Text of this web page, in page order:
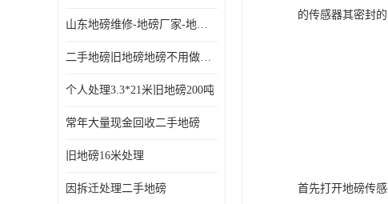
山东地磅维修-地磅厂家-地磅价格-二手地磅
二手地磅旧地磅地磅不用做地基
个人处理3.3*21米旧地磅200吨
常年大量现金回收二手地磅
旧地磅16米处理
因拆迁处理二手地磅
的传感器其密封
首先打开地磅传